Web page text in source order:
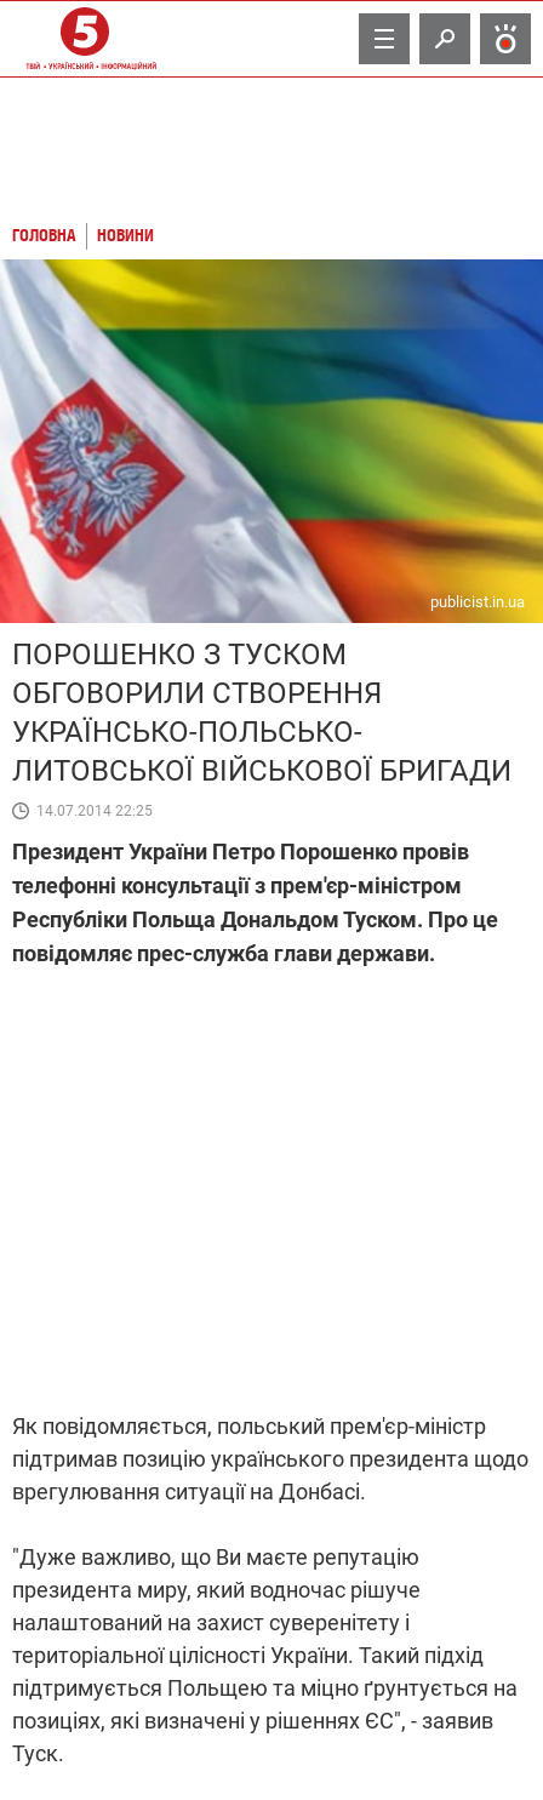
TV
ГОЛОВНА НОВИНИ
publicist.in.ua
ПОРОШЕНКО З ТУСКОМ
ОБГОВОРИЛИ СТВОРЕННЯ
УКРАЇНСЬКО-ПОЛЬСЬКО-
ЛИТОВСЬКОЇ ВІЙСЬКОВОЇ БРИГАДИ
14.07.2014 22:25
Президент України Петро Порошенко провів
телефонні консультації з прем'єр-міністром
Республіки Польща Дональдом Туском. Про це
повідомляє прес-служба глави держави.
Як повідомляється, польський прем'єр-міністр
підтримав позицію українського президента щодо
врегулювання ситуації на Донбасі.
"Дуже важливо, що Ви маєте репутацію
президента миру, який водночас рішуче
налаштований на захист суверенітету і
територіальної цілісності України. Такий підхід
підтримується Польщею та міцно ґрунтується на
позиціях, які визначені у рішеннях ЄС", - заявив
Туск.